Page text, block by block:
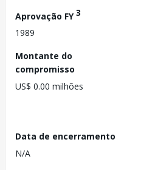
Aprovação FY3
1989
Montante do
compromisso
US$ 0.00 milhões
Data de encerramento
N/A